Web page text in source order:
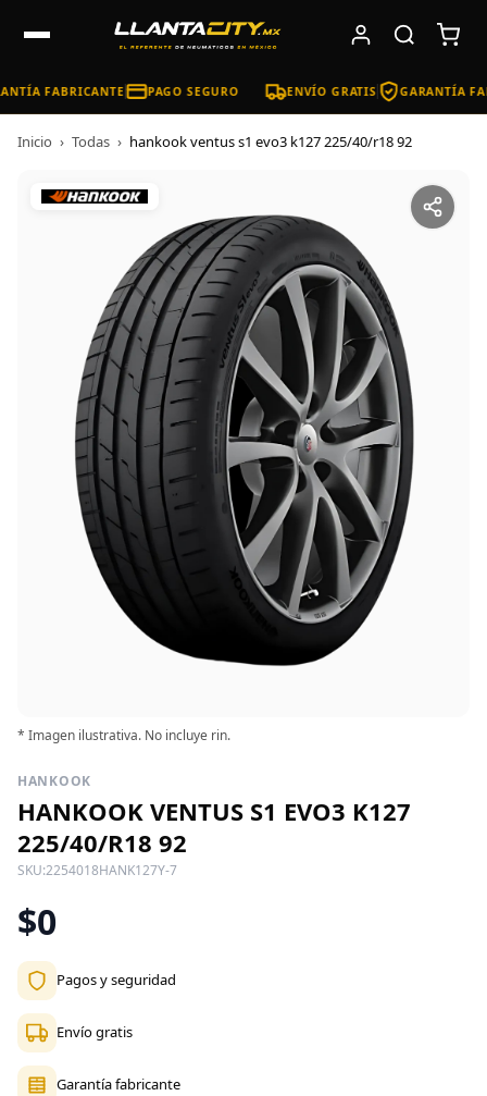
FABRICANTE PAGO SEGURO ENVÍO GRATIS GARANTÍA
Inicio › Todas › hankook ventus s1 evo3 k127 225/40/r18 92
* Imagen ilustrativa. No incluye rin.
HANKOOK
HANKOOK VENTUS S1 EVO3 K127
225/40/R18 92
SKU:2254018HANK127Y-7
$0
Pagos y seguridad
Envío gratis
Garantía fabricante